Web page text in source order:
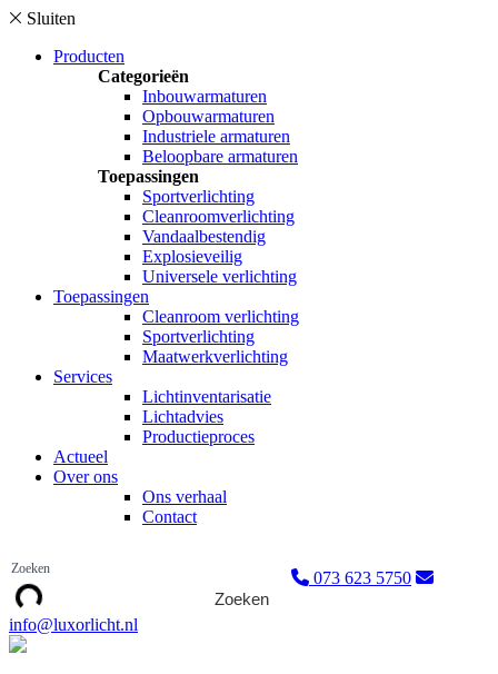
Sluiten
Producten
Categorieën
Inbouwarmaturen
Opbouwarmaturen
Industriele armaturen
Beloopbare armaturen
Toepassingen
Sportverlichting
Cleanroomverlichting
Vandaalbestendig
Explosieveilig
Universele verlichting
Toepassingen
Cleanroom verlichting
Sportverlichting
Maatwerkverlichting
Services
Lichtinventarisatie
Lichtadvies
Productieproces
Actueel
Over ons
Ons verhaal
Contact
Zoeken
073 623 5750
info@luxorlicht.nl